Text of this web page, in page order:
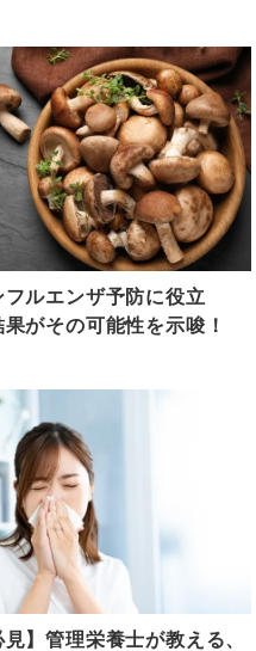
フルエンザ予防に役立
がその可能性を示唆！
見】管理栄養士が教える、